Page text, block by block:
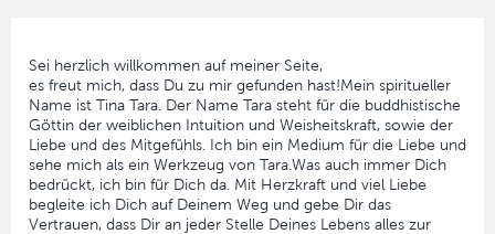
Sei herzlich willkommen auf meiner Seite,
es freut mich, dass Du zu mir gefunden hast!Mein spiritueller
Name ist Tina Tara. Der Name Tara steht für die buddhistische
Göttin der weiblichen Intuition und Weisheitskraft, sowie der
Liebe und des Mitgefühls. Ich bin ein Medium für die Liebe und
sehe mich als ein Werkzeug von Tara.Was auch immer Dich
bedrückt, ich bin für Dich da. Mit Herzkraft und viel Liebe
begleite ich Dich auf Deinem Weg und gebe Dir das
Vertrauen, dass Dir an jeder Stelle Deines Lebens alles zur